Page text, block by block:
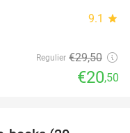
9.1 star
Regulier €29,50
€20,50